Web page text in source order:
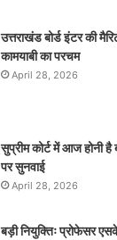
उत्तराखंड बोर्ड इंटर की
कामयाबी का परचम
April 28, 2026
सुप्रीम कोर्ट में आज होनी
पर सुनवाई
April 28, 2026
बड़ी नियुक्तिः प्रोफेसर